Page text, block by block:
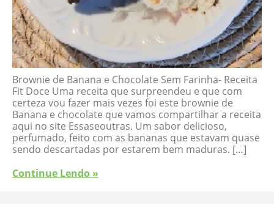
Brownie de Banana e Chocolate Sem Farinha- Receita
Fit Doce Uma receita que surpreendeu e que com
certeza vou fazer mais vezes foi este brownie de
Banana e chocolate que vamos compartilhar a receita
aqui no site Essaseoutras. Um sabor delicioso,
perfumado, feito com as bananas que estavam quase
sendo descartadas por estarem bem maduras. […]
Continue Lendo »